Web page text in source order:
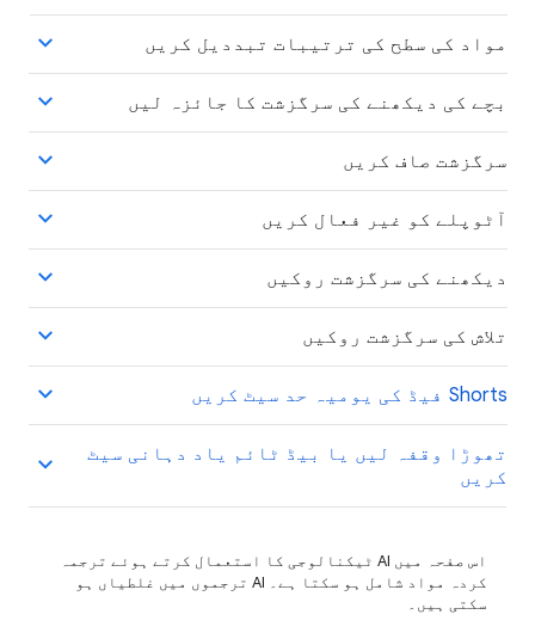
مواد کی سطح کی ترتیبات تبددیل کریں
بچے کی دیکھنے کی سرگزشت کا جائزہ لیں
سرگزشت صاف کریں
آٹوپلے کو غیر فعال کریں
دیکھنے کی سرگزشت روکیں
تلاش کی سرگزشت روکیں
‫Shorts فیڈ کی یومیہ حد سیٹ کریں
تھوڑا وقفہ لیں یا بیڈ ٹائم یاد دہانی سیٹ
کریں
اس صفحہ میں AI ٹیکنالوجی کا استعمال کرتے ہوئے ترجمہ
کردہ مواد شامل ہو سکتا ہے۔ ‫AI ترجموں میں غلطیاں ہو
سکتی ہیں۔